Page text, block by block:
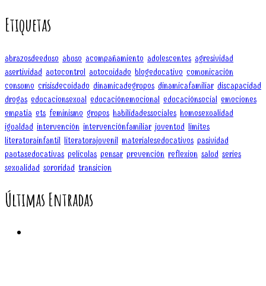
Etiquetas
abrazosdeeduso abuso acompañamiento adolescentes agresividad
asertividad autocontrol autocuidado blogeducativo comunicación
consumo crisisdecuidado dinamicadegrupos dinamicafamiliar discapacidad
drogas educacionsexual educaciónemocional educaciónsocial emociones
empatia ets feminismo grupos habilidadessociales homosexualidad
igualdad intervención intervenciónfamiliar juventud limites
literaturainfantil
literaturajuvenil materialeseducativos pasividad
pautaseducativas peliculas pensar prevención reflexion salud series
sexualidad sororidad transicion
Últimas Entradas